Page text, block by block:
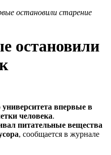
остановили старение
остановили
впервые в
человека.
питательные вещества
, сообщается в журнале